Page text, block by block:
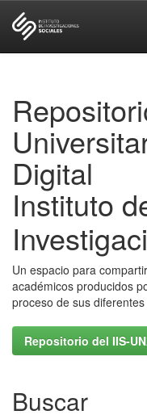
Digital
Instituto
Un espacio para
académicos producidos
proceso de sus
Repositorio del IIS-
Buscar